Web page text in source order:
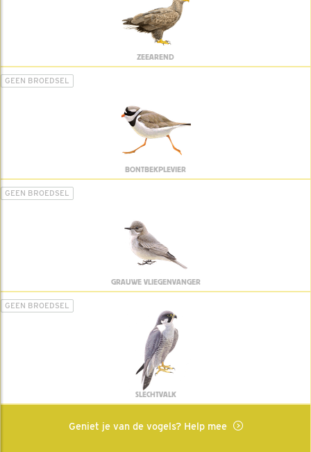
ZEEAREND
GEEN BROEDSEL
BONTBEKPLEVIER
GEEN BROEDSEL
GRAUWE VLIEGENVANGER
GEEN BROEDSEL
SLECHTVALK
Geniet je van de vogels? Help mee